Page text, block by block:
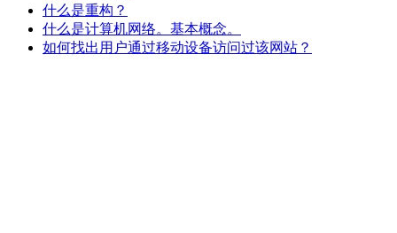
什么是重构？
什么是计算机网络。基本概念。
如何找出用户通过移动设备访问过该网站？